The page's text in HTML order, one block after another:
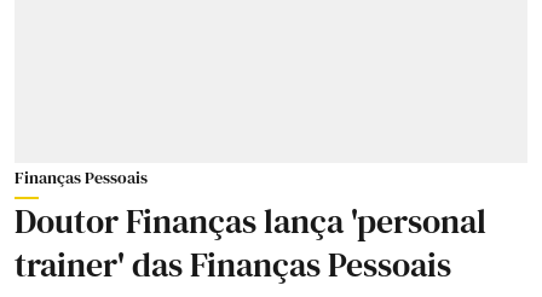
Finanças Pessoais
Doutor Finanças lança 'personal
trainer' das Finanças Pessoais